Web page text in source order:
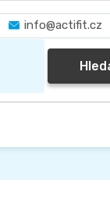
info@actifit.cz